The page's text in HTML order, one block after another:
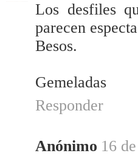
Los desfiles
parecen
Besos.
Gemeladas
Responder
Anónimo 16